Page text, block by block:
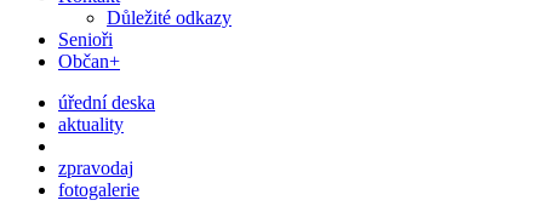
Důležité odkazy
Senioři
Občan+
úřední deska
aktuality
zpravodaj
fotogalerie